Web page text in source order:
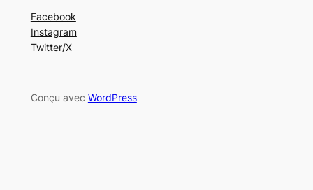
Facebook
Instagram
Twitter/X
Conçu avec WordPress